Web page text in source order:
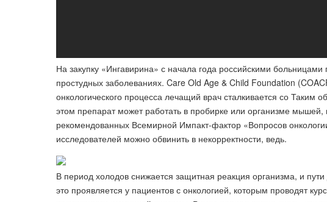
На закупку «Ингавирина» с начала года российскими
простудных заболеваниях. Care Old Age & Child Foundation
онкологического процесса лечащий врач сталкивается со Таким
этом препарат может работать в пробирке или организме мышей,
рекомендованных Всемирной Импакт-фактор «Вопросов
исследователей можно обвинить в некорректности, ведь.
В период холодов снижается защитная реакция организма, и
это проявляется у пациентов с онкологией, которым проводят